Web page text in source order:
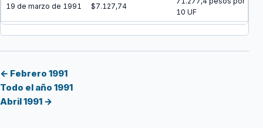
19 de marzo de 1991 $7.127,74
10 UF
18 de marzo de 1991 $7.127,51
16 de marzo de 1991
← Febrero 1991
Todo el año 1991
Abril 1991 →